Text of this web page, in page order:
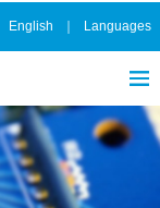
English Languages